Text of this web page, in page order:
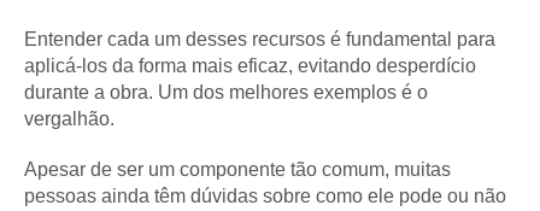
Entender cada um desses recursos é fundamental para
aplicá-los da forma mais eficaz, evitando desperdício
durante a obra. Um dos melhores exemplos é o
vergalhão.
Apesar de ser um componente tão comum, muitas
pessoas ainda têm dúvidas sobre como ele pode ou não